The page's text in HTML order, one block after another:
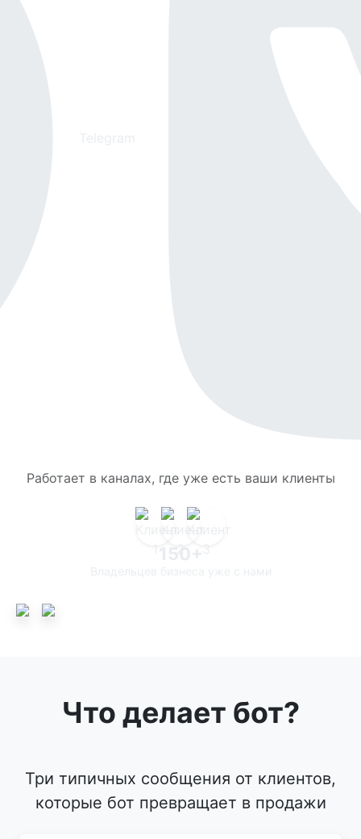
Работает в каналах, где уже есть ваши клиенты
150+
Что делает бот?
Три типичных сообщения от клиентов,
которые бот превращает в продажи